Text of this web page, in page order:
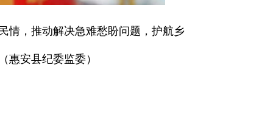
情，推动解决急难愁盼问题，护航乡
惠安县纪委监委）